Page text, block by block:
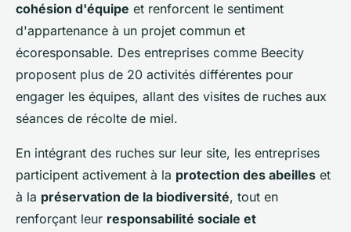
cohésion d'équipe et renforcent le sentiment
d'appartenance à un projet commun et
écoresponsable. Des entreprises comme Beecity
proposent plus de 20 activités différentes pour
engager les équipes, allant des visites de ruches aux
séances de récolte de miel.
En intégrant des ruches sur leur site, les entreprises
participent activement à la protection des abeilles et
à la préservation de la biodiversité, tout en
renforçant leur responsabilité sociale et